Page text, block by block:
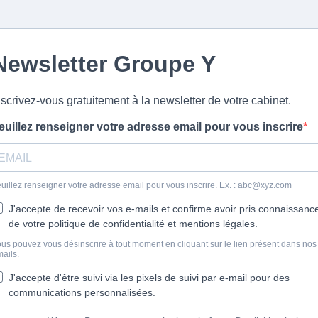
Groupe Y
vous gratuitement à la newsletter de votre cabinet.
renseigner votre adresse email pour vous inscrire
renseigner votre adresse email pour vous inscrire. Ex. : abc@xyz.com
J'accepte de recevoir vos e-mails et confirme avoir pris
de votre politique de confidentialité et mentions légales.
pouvez vous désinscrire à tout moment en cliquant sur le lien présent dans nos
J'accepte d'être suivi via les pixels de suivi par e-mail pour des
communications personnalisées.